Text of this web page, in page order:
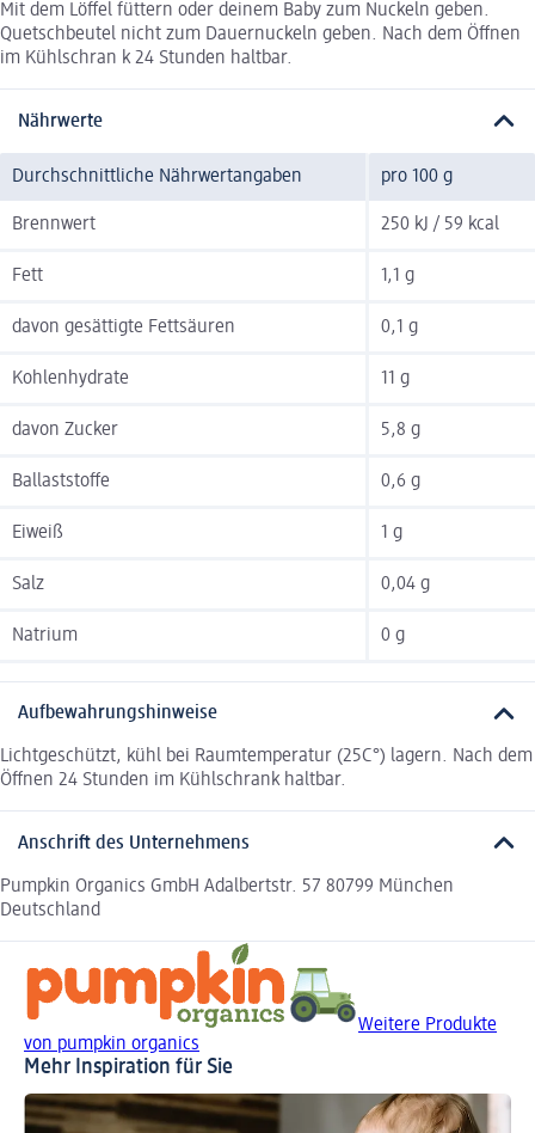
Mit dem Löffel füttern oder deinem Baby zum Nuckeln geben.
Quetschbeutel nicht zum Dauernuckeln geben. Nach dem Öffnen
im Kühlschran k 24 Stunden haltbar.
Nährwerte
Durchschnittliche Nährwertangaben pro 100 g
Brennwert 250 kJ / 59 kcal
Fett 1,1 g
davon gesättigte Fettsäuren 0,1 g
Kohlenhydrate 11 g
davon Zucker 5,8 g
Ballaststoffe 0,6 g
Eiweiß 1 g
Salz 0,04 g
Natrium 0 g
Aufbewahrungshinweise
Lichtgeschützt, kühl bei Raumtemperatur (25C°) lagern. Nach dem
Öffnen 24 Stunden im Kühlschrank haltbar.
Anschrift des Unternehmens
Pumpkin Organics GmbH Adalbertstr. 57 80799 München
Deutschland
Weitere Produkte
von pumpkin organics
Mehr Inspiration für Sie